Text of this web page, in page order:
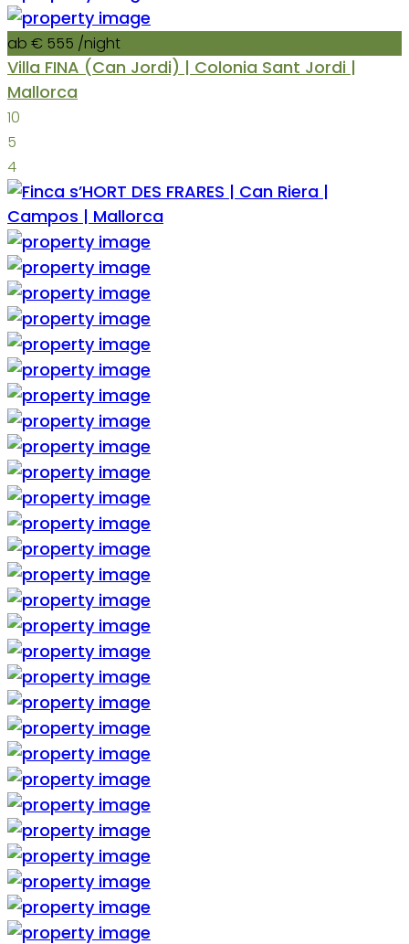
ab € 555 /night
Villa FINA (Can Jordi) | Colonia Sant Jordi |
Mallorca
10
5
4